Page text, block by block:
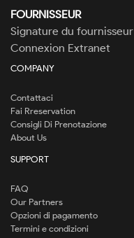
FOURNISSEUR
Signature du fournisseur
Connexion Extranet
COMPANY
Contattaci
Fai Rreservation
Consigli Di Prenotazione
About Us
SUPPORT
FAQ
Our Partners
Opzioni di pagamento
Termini e condizioni